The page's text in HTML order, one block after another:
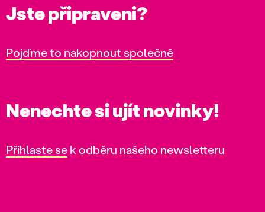
Jste připraveni?
Pojďme to nakopnout společně
Nenechte si ujít novinky!
Přihlaste sek odběru našeho newsletteru